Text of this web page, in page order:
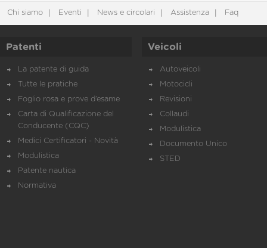
Chi siamo Eventi News e circolari Assistenza Faq
Patenti
La patente di guida
Tutte le pratiche
Foglio rosa e prove d’esame
Carta di Qualificazione del
Conducente (CQC)
Medici Certificatori - Novità
Modulistica
Patente nautica
Normativa
Veicoli
Autoveicoli
Motocicli
Revisioni
Collaudi
Modulistica
Documento Unico
STED